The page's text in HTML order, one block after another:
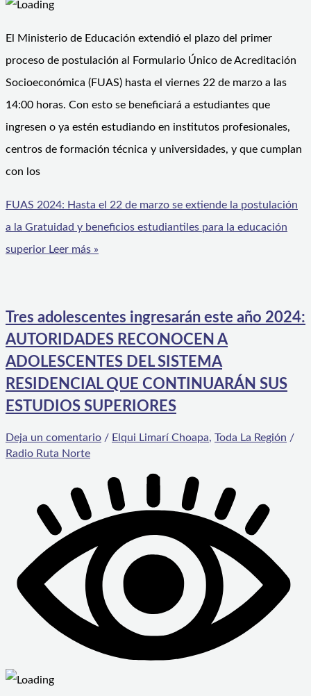
El Ministerio de Educación extendió el plazo del primer
proceso de postulación al Formulario Único de Acreditación
Socioeconómica (FUAS) hasta el viernes 22 de marzo a las
14:00 horas. Con esto se beneficiará a estudiantes que
ingresen o ya estén estudiando en institutos profesionales,
centros de formación técnica y universidades, y que cumplan
con los
FUAS 2024: Hasta el 22 de marzo se extiende la postulación
a la Gratuidad y beneficios estudiantiles para la educación
superior Leer más »
Tres adolescentes ingresarán este año 2024:
AUTORIDADES RECONOCEN A
ADOLESCENTES DEL SISTEMA
RESIDENCIAL QUE CONTINUARÁN SUS
ESTUDIOS SUPERIORES
Deja un comentario / Elqui Limarí Choapa, Toda La Región /
Radio Ruta Norte